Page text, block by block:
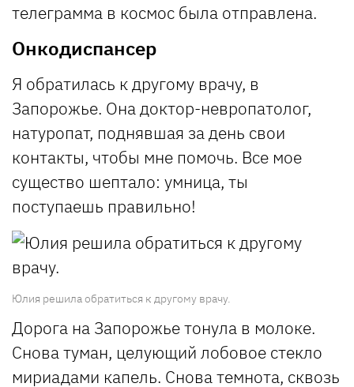
телеграмма в космос была отправлена.
Онкодиспансер
Я обратилась к другому врачу, в
Запорожье. Она доктор-невропатолог,
натуропат, поднявшая за день свои
контакты, чтобы мне помочь. Все мое
существо шептало: умница, ты
поступаешь правильно!
Юлия решила обратиться к другому врачу.
Дорога на Запорожье тонула в молоке.
Снова туман, целующий лобовое стекло
мириадами капель. Снова темнота, сквозь